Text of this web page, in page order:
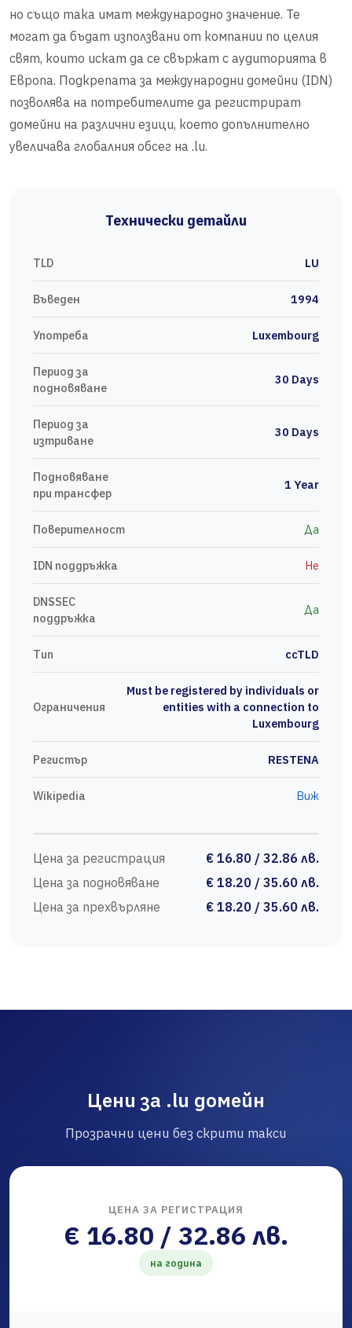
но също така имат международно значение. Те
могат да бъдат използвани от компании по целия
свят, които искат да се свържат с аудиторията в
Европа. Подкрепата за международни домейни (IDN)
позволява на потребителите да регистрират
домейни на различни езици, което допълнително
увеличава глобалния обсег на .lu.
Технически детайли
TLD LU
Въведен 1994
Употреба Luxembourg
Период за
подновяване
30 Days
Период за
изтриване
30 Days
Подновяване
при трансфер
1 Year
Поверителност Да
IDN поддръжка Не
DNSSEC
поддръжка
Да
Тип ccTLD
Ограничения
Must be registered by individuals or
entities with a connection to
Luxembourg
Регистър RESTENA
Wikipedia Виж
Цена за регистрация
€ 16.80 / 32.86 лв.
Цена за подновяване
€ 18.20 / 35.60 лв.
Цена за прехвърляне
€ 18.20 / 35.60 лв.
Цени за .lu домейн
Прозрачни цени без скрити такси
ЦЕНА ЗА РЕГИСТРАЦИЯ
€ 16.80 / 32.86 лв.
на година